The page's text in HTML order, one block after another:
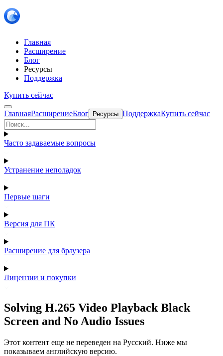
Главная
Расширение
Блог
Ресурсы
Поддержка
Купить сейчас
ГлавнаяРасширениеБлог Ресурсы ПоддержкаКупить сейчас
Часто задаваемые вопросы
Устранение неполадок
Первые шаги
Версия для ПК
Расширение для браузера
Лицензии и покупки
Solving H.265 Video Playback Black
Screen and No Audio Issues
Этот контент еще не переведен на Русский. Ниже мы
показываем английскую версию.